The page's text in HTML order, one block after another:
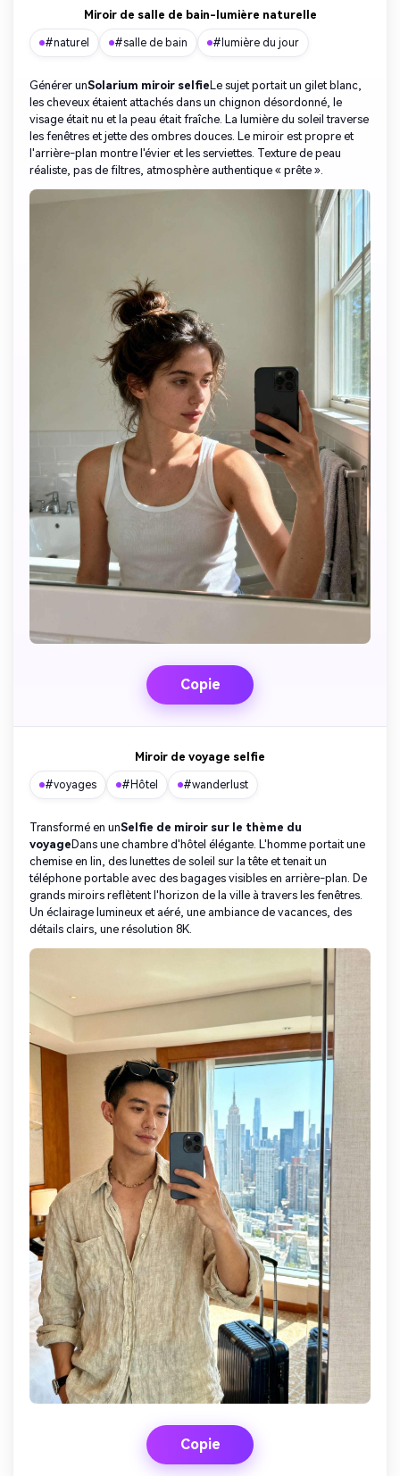
Miroir de salle de bain-lumière naturelle
#naturel #salle de bain #lumière du jour
Générer unSolarium miroir selfie Le sujet portait un gilet blanc,
les cheveux étaient attachés dans un chignon désordonné, le
visage était nu et la peau était fraîche. La lumière du soleil traverse
les fenêtres et jette des ombres douces. Le miroir est propre et
l'arrière-plan montre l'évier et les serviettes. Texture de peau
réaliste, pas de filtres, atmosphère authentique « prête ».
Copie
Miroir de voyage selfie
#voyages #Hôtel #wanderlust
Transformé en unSelfie de miroir sur le thème du
voyage Dans une chambre d'hôtel élégante. L'homme portait une
chemise en lin, des lunettes de soleil sur la tête et tenait un
téléphone portable avec des bagages visibles en arrière-plan. De
grands miroirs reflètent l'horizon de la ville à travers les fenêtres.
Un éclairage lumineux et aéré, une ambiance de vacances, des
détails clairs, une résolution 8K.
Copie